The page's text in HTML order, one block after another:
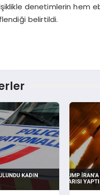
denetimlerin hem
belirtildi.